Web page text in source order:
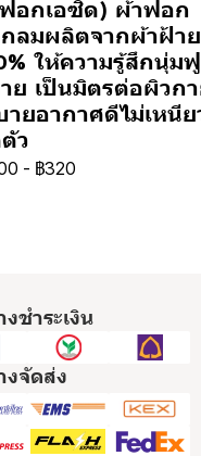
อกเอซิด) ผ้าฟอก
ลมผลิตจากผ้าฝ้าย
ให้ความรู้สึกนุ่มฟู
ย เป็นมิตรต่อผิวก
ายอากาศดีไม่เหนีย
ว
- ฿320
ชำระเงิน
งจัดส่ง